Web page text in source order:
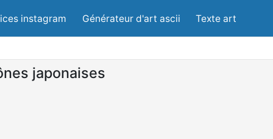
instagram Générateur d'art ascii Texte art
japonaises